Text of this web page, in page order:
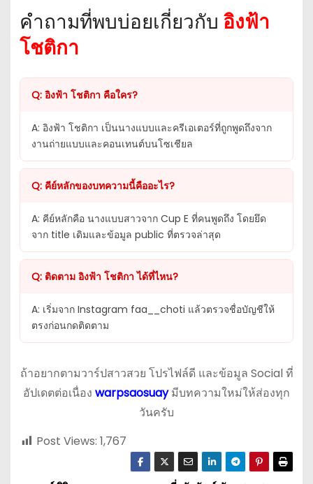
คำถามที่พบบ่อยเกี่ยวกับ อิงฟ้า
โชติกา
Q: อิงฟ้า โชติกา คือใคร?
A: อิงฟ้า โชติกา เป็นนางแบบและครีเอเตอร์ที่ถูกพูดถึงจาก
งานถ่ายแบบและคอนเทนต์บนโซเชียล
Q: คีย์หลักของบทความนี้คืออะไร?
A: คีย์หลักคือ นางแบบสาวจาก Cup E ที่คนพูดถึง โดยยึด
จาก title เดิมและข้อมูล public ที่ตรวจล่าสุด
Q: ติดตาม อิงฟ้า โชติกา ได้ที่ไหน?
A: เริ่มจาก Instagram faa__choti แล้วตรวจชื่อบัญชีให้
ตรงก่อนกดติดตาม
ถ้าอยากตามวาร์ปสาวสวย โปรไฟล์ดี และข้อมูล Social ที่
อัปเดตต่อเนื่อง warpsaosuayมีบทความใหม่ให้ส่องทุก
วันครับ
Post Views: 1,767